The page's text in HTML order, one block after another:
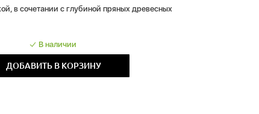
в сочетании с глубиной пряных древесных
В наличии
ДОБАВИТЬ В КОРЗИНУ